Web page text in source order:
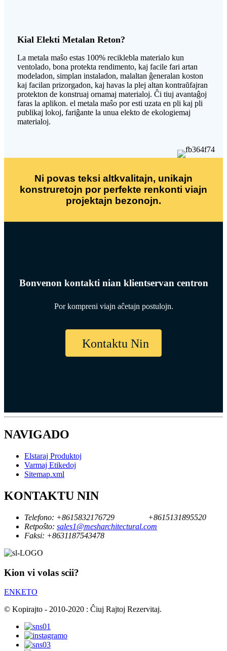
Kial Elekti Metalan Reton?
La metala maŝo estas 100% reciklebla materialo kun
ventolado, bona protekta rendimento, kaj facile fari artan
modeladon, simplan instaladon, malaltan ĝeneralan koston
kaj facilan prizorgadon, kaj havas la plej altan kontraŭfajran
protekton de konstruaj ornamaj materialoj. Ĉi tiuj avantaĝoj
faras la aplikon. el metala maŝo por esti uzata en pli kaj pli
publikaj lokoj, fariĝante la unua elekto de ekologiemaj
materialoj.
Ni povas teksi altkvalitajn, unikajn
konstruretojn por perfekte renkonti viajn
projektajn bezonojn.
Bonvenon kontakti nian klientservan centron
Por kompreni viajn aĉetajn postulojn.
Kontaktu Nin
NAVIGADO
Elstaraj Produktoj
Varmaj Etikedoj
Sitemap.xml
KONTAKTU NIN
Telefono: +8615832176729
+8615131895520
Retpoŝto: sales1@mesharchitectural.com
Faksi: +8631187543478
Kion vi volas scii?
ENKETO
© Kopirajto - 2010-2020 : Ĉiuj Rajtoj Rezervitaj.